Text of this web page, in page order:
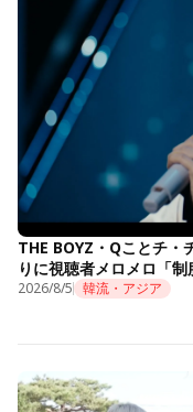
THE BOYZ・Qことチ・
りに視聴者メロメロ「
2026/8/5 韓流・アジア